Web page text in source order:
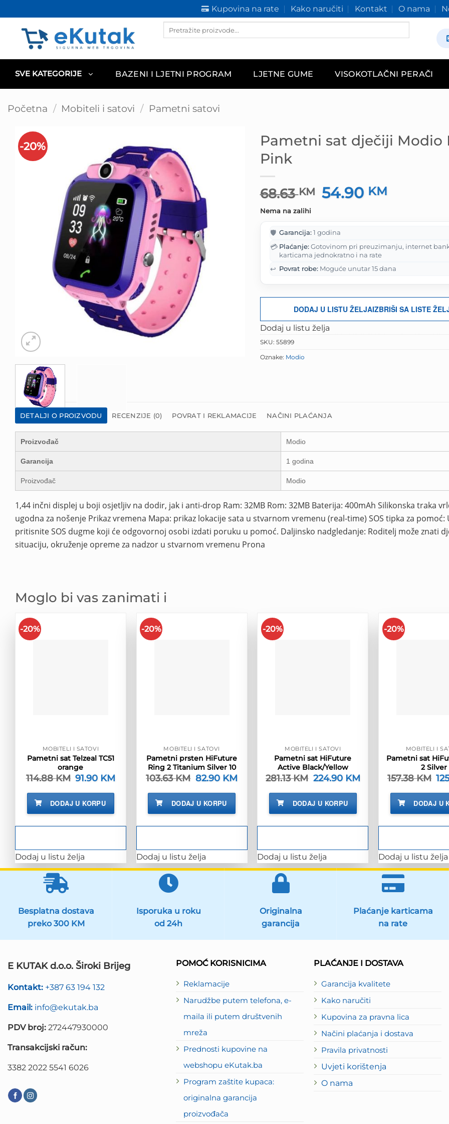
to
content
Kupovina na rate Kako naručiti Kontakt O nama
Products
SVE KATEGORIJE BAZENI I LJETNI PROGRAM LJETNE GUME VISOKOTLAČNI PERAČI
Početna / Mobiteli i satovi / Pametni satovi
-20%
Pametni sat dječiji Modio
Pink
68.63KM
Izvorna
cijena
je:
68.63 KM.
54.90 KM
Nema na zalihi
🛡️ Garancija:1 godina
💳 Plaćanje:Gotovinom pri preuzimanju, internet
karticama jednokratno i na rate
↩️ Povrat robe:Moguće unutar 15 dana
DODAJ U LISTU ŽELJAIZBRIŠI SA LISTE
Dodaj u listu želja
SKU: 55899
Oznake: Modio
DETALJI O PROIZVODU RECENZIJE (0) POVRAT I REKLAMACIJE NAČINI PLAĆANJA
Proizvođač Modio
Garancija 1 godina
Proizvođač Modio
1,44 inčni displej u boji osjetljiv na dodir, jak i anti-drop Ram: 32MB Rom: 32MB Baterija: 400mAh Silikonska traka
ugodna za nošenje Prikaz vremena Mapa: prikaz lokacije sata u stvarnom vremenu (real-time) SOS tipka za pomoć:
pritisnite SOS dugme koji će odgovornoj osobi izdati poruku u pomoć. Daljinsko nadgledanje: Roditelj može znati
situaciju, okruženje opreme za nadzor u stvarnom vremenu Prona
Moglo bi vas zanimati i
-20%
MOBITELI I SATOVI
Pametni sat Telzeal TC51
orange
114.88KM Izvorna
cijena
bila
114.88 KM.
91.90 KM Trenutna
DODAJ U KORPU
Dodaj u listu želja
-20%
MOBITELI I SATOVI
Pametni prsten HiFuture
Ring 2 Titanium Silver 10
103.63KM Izvorna
cijena
bila
103.63 KM.
82.90 KM Trenutna
DODAJ U KORPU
Dodaj u listu želja
-20%
MOBITELI I SATOVI
Pametni sat HiFuture
Active Black/Yellow
281.13KM Izvorna
cijena
bila
281.13 KM.
224.90 KM Trenutna
224.90 KM.
DODAJ U KORPU
Dodaj u listu želja
-20%
MOBITELI I
Pametni sat
2 Silver
157.38KM
DODAJ U
Dodaj u listu želja
Besplatna dostava
preko 300 KM
Isporuka u roku
od 24h
Originalna
garancija
Plaćanje karticama
na rate
E KUTAK d.o.o. Široki Brijeg
Kontakt: +387 63 194 132
Email: info@ekutak.ba
PDV broj: 272447930000
Transakcijski račun:
3382 2022 5541 6026
POMOĆ KORISNICIMA
Reklamacije
Narudžbe putem telefona, e-
maila ili putem društvenih
mreža
Prednosti kupovine na
webshopu eKutak.ba
Program zaštite kupaca:
originalna garancija
proizvođača
PLAĆANJE I DOSTAVA
Garancija kvalitete
Kako naručiti
Kupovina za pravna lica
Načini plaćanja i dostava
Pravila privatnosti
Uvjeti korištenja
O nama